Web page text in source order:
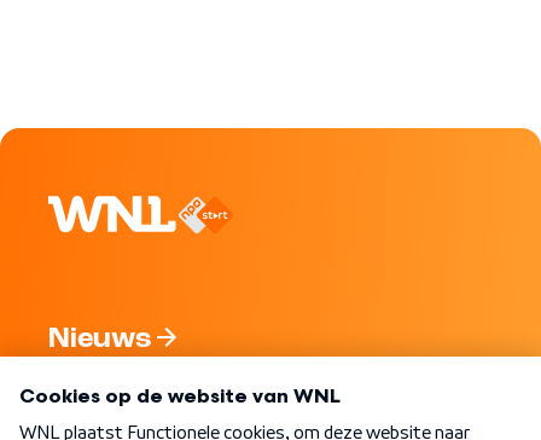
Nieuws